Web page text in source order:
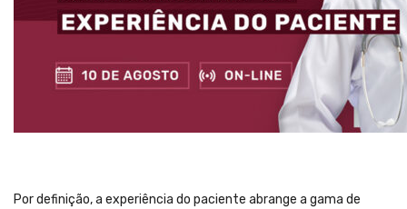
Por definição, a experiência do paciente abrange a gama de